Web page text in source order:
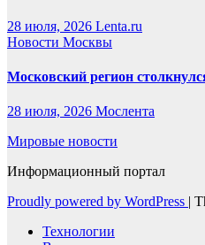
28 июля, 2026 Lenta.ru
Новости Москвы
Московский регион
28 июля, 2026 Мослента
Мировые новости
Информационный портал
Proudly powered by WordPress |
Технологии